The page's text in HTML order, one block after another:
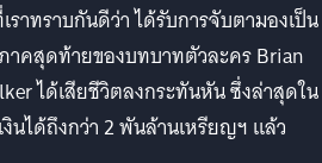
ราทราบกันดีว่า ได้รับการจับตามองเป็น
าคสุดท้ายของบทบาทตัวละคร Brian
ได้เสียชีวิตลงกระทันหัน ซึ่งล่าสุดใน
นได้ถึงกว่า 2 พันล้านเหรียญฯ แล้ว